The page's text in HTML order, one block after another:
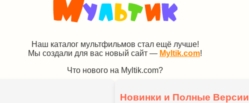
Наш каталог мультфильмов стал ещё лучше!
Мы создали для вас новый сайт — Myltik.com!
Что нового на Myltik.com?
Новинки и Полные Версии